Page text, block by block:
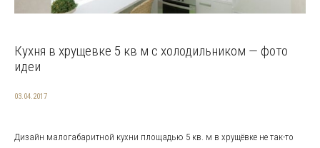
Кухня в хрущевке 5 кв м с холодильником — фото
идеи
03.04.2017
Дизайн малогабаритной кухни площадью 5 кв. м в хрущёвке не так-то